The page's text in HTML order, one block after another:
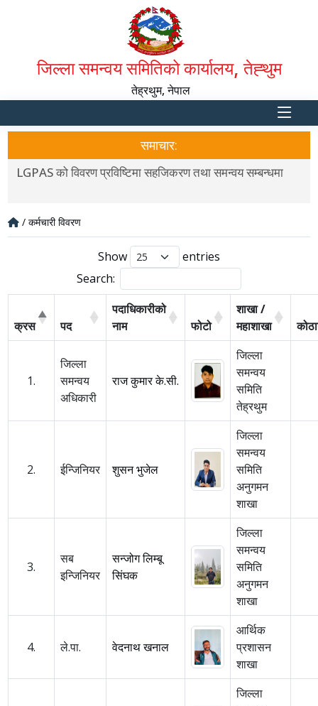
जिल्ला समन्वय समितिको कार्यालय, तेह्थुम
तेह्रथुम, नेपाल
समाचार:
LGPAS को विवरण प्रविष्टिमा सहजिकरण तथा समन्वय सम्बन्धमा
/ कर्मचारी विवरण
Show
entries
Search:
क्रस पद
पदाधिकारीको
नाम
फोटो
शाखा /
महाशाखा
1.
जिल्ला
समन्वय
अधिकारी
राज कुमार के.सी.
जिल्ला
समन्वय
समिति
तेह्रथुम
2. ईन्जिनियर शुसन भुजेल
जिल्ला
समन्वय
समिति
अनुगमन
शाखा
3.
सब
इन्जिनियर
सन्जोग लिम्बू
सिंघक
जिल्ला
समन्वय
समिति
अनुगमन
शाखा
4. ले.पा. वेदनाथ खनाल
आर्थिक
प्रशासन
शाखा
जिल्ला